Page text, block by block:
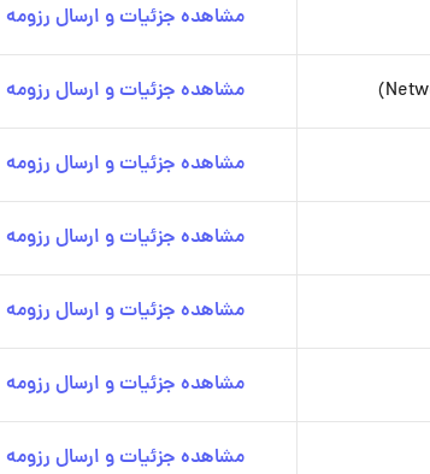
مشاهده جزئیات و ارسال رزومه
مشاهده جزئیات و ارسال رزومه
مشاهده جزئیات و ارسال رزومه
مشاهده جزئیات و ارسال رزومه
مشاهده جزئیات و ارسال رزومه
مشاهده جزئیات و ارسال رزومه
مشاهده جزئیات و ارسال رزومه